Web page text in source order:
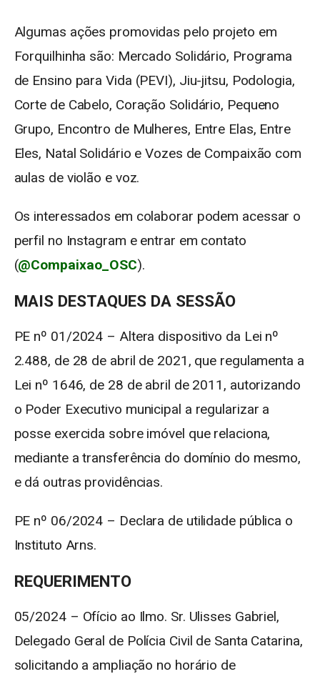
Algumas ações promovidas pelo projeto em
Forquilhinha são: Mercado Solidário, Programa
de Ensino para Vida (PEVI), Jiu-jitsu, Podologia,
Corte de Cabelo, Coração Solidário, Pequeno
Grupo, Encontro de Mulheres, Entre Elas, Entre
Eles, Natal Solidário e Vozes de Compaixão com
aulas de violão e voz.
Os interessados em colaborar podem acessar o
perfil no Instagram e entrar em contato
(@Compaixao_OSC).
MAIS DESTAQUES DA SESSÃO
PE nº 01/2024 – Altera dispositivo da Lei nº
2.488, de 28 de abril de 2021, que regulamenta a
Lei nº 1646, de 28 de abril de 2011, autorizando
o Poder Executivo municipal a regularizar a
posse exercida sobre imóvel que relaciona,
mediante a transferência do domínio do mesmo,
e dá outras providências.
PE nº 06/2024 – Declara de utilidade pública o
Instituto Arns.
REQUERIMENTO
05/2024 – Ofício ao Ilmo. Sr. Ulisses Gabriel,
Delegado Geral de Polícia Civil de Santa Catarina,
solicitando a ampliação no horário de